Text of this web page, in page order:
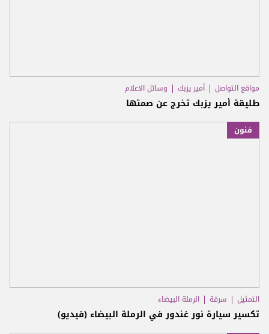
مواقع التواصل أمير يزبك وسائل الاعلام
طليقة أمير يزبك تخرج عن صمتها
فنون
التمثيل سرقة الرملة البيضاء
تكسير سيارة نور غندور في الرملة البيضاء (فيديو)